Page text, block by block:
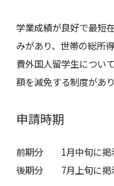
学業成績が良好で最短
みがあり、世帯の総所
費外国人留学生につい
額を減免する制度があり
申請時期
前期分 1月中旬
後期分 7月上旬に